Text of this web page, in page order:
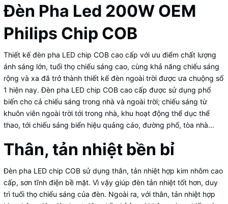
Đèn Pha Led 200W OEM
Philips Chip COB
Thiết kế đèn pha LED chip COB cao cấp với ưu điểm chất lượng
ánh sáng lớn, tuổi thọ chiếu sáng cao, cùng khả năng chiếu sáng
rộng và xa đã trở thành thiết kế đèn ngoài trời được ưa chuộng số
1 hiện nay. Đèn pha LED chip COB cao cấp được sử dụng phổ
biến cho cả chiếu sáng trong nhà và ngoài trời; chiếu sáng từ
khuôn viên ngoài trời tới trong nhà, khu hoạt động thể dục thể
thao, tới chiếu sáng biển hiệu quảng cáo, đường phố, tòa nhà...
Thân, tản nhiệt bền bỉ
Đèn pha LED chip COB sử dụng thân, tản nhiệt hợp kim nhôm cao
cấp, sơn tĩnh điện bề mặt. Vì vậy giúp đèn tản nhiệt tốt hơn, duy
trì tuổi thọ chiếu sáng của đèn. Ngoài ra, với thân, tản nhiệt hợp